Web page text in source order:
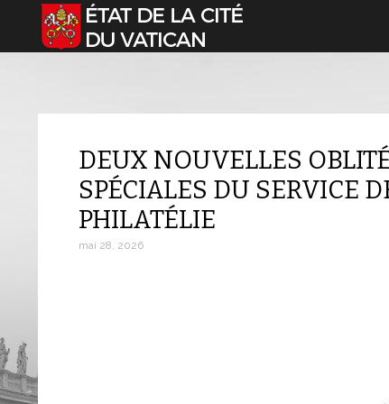
Sélectionnez votre langue
DEUX NOUVELLES
SPÉCIALES DU SERVICE
PHILATÉLIE
mai 28, 2026